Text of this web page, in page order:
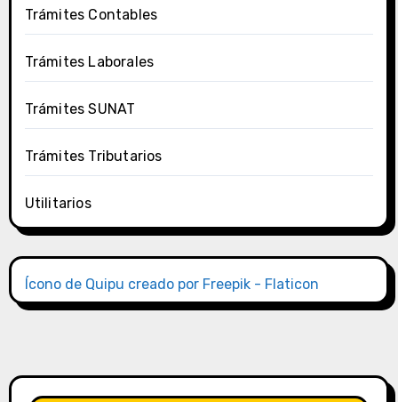
Trámites Contables
Trámites Laborales
Trámites SUNAT
Trámites Tributarios
Utilitarios
Ícono de Quipu creado por Freepik - Flaticon